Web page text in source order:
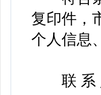
复印件，
个人信息
联 系